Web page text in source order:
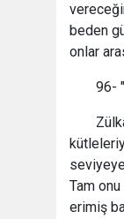
beden
onlar
96-
Tam
erimiş